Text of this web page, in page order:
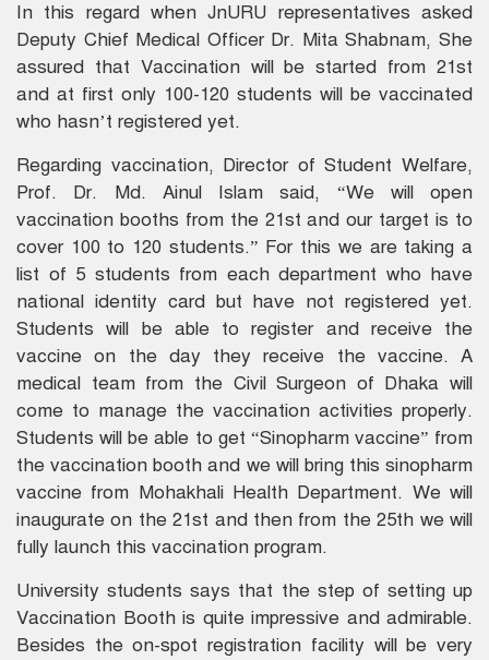
In this regard when JnURU representatives asked
Deputy Chief Medical Officer Dr. Mita Shabnam, She
assured that Vaccination will be started from 21st
and at first only 100-120 students will be vaccinated
who hasn’t registered yet.
Regarding vaccination, Director of Student Welfare,
Prof. Dr. Md. Ainul Islam said, “We will open
vaccination booths from the 21st and our target is to
cover 100 to 120 students.” For this we are taking a
list of 5 students from each department who have
national identity card but have not registered yet.
Students will be able to register and receive the
vaccine on the day they receive the vaccine. A
medical team from the Civil Surgeon of Dhaka will
come to manage the vaccination activities properly.
Students will be able to get “Sinopharm vaccine” from
the vaccination booth and we will bring this sinopharm
vaccine from Mohakhali Health Department. We will
inaugurate on the 21st and then from the 25th we will
fully launch this vaccination program.
University students says that the step of setting up
Vaccination Booth is quite impressive and admirable.
Besides the on-spot registration facility will be very